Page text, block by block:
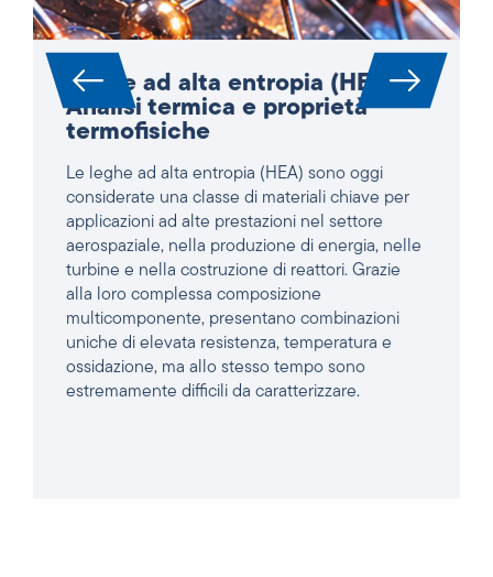
Leghe ad alta entropia (HEA):
Analisi termica e proprietà
termofisiche
Le leghe ad alta entropia (HEA) sono oggi
considerate una classe di materiali chiave per
applicazioni ad alte prestazioni nel settore
aerospaziale, nella produzione di energia, nelle
turbine e nella costruzione di reattori. Grazie
alla loro complessa composizione
multicomponente, presentano combinazioni
uniche di elevata resistenza, temperatura e
ossidazione, ma allo stesso tempo sono
estremamente difficili da caratterizzare.